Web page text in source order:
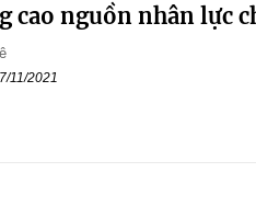
cao nguồn nhân lực
11/2021